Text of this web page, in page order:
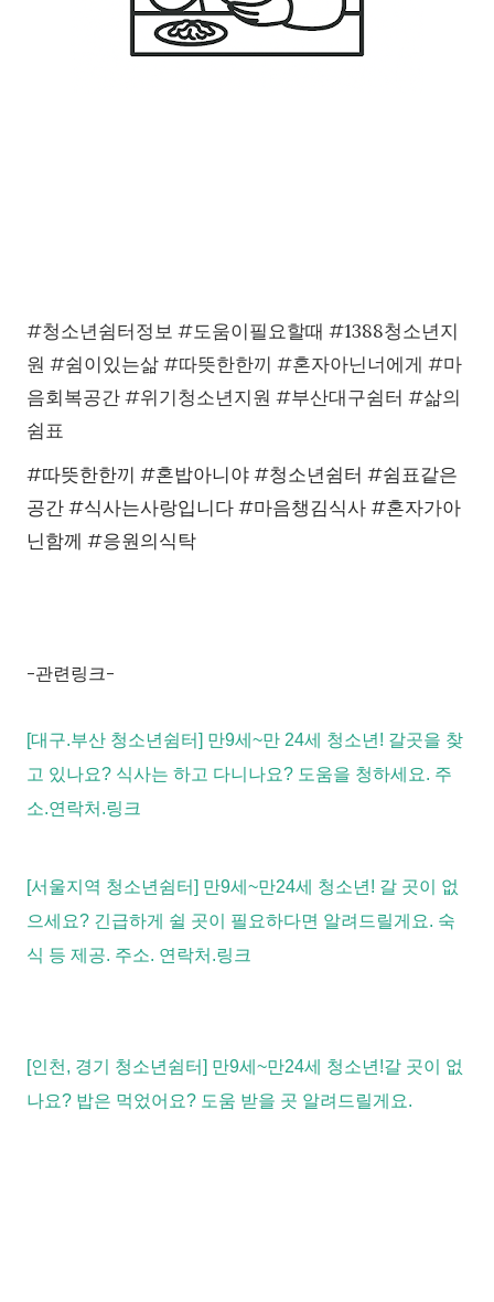
#청소년쉼터정보 #도움이필요할때 #1388청소년지
원 #쉼이있는삶 #따뜻한한끼 #혼자아닌너에게 #마
음회복공간 #위기청소년지원 #부산대구쉼터 #삶의
쉼표
#따뜻한한끼 #혼밥아니야 #청소년쉼터 #쉼표같은
공간 #식사는사랑입니다 #마음챙김식사 #혼자가아
닌함께 #응원의식탁
-관련링크-
[대구.부산 청소년쉼터] 만9세~만 24세 청소년! 갈곳을 찾
고 있나요? 식사는 하고 다니나요? 도움을 청하세요. 주
소.연락처.링크
[서울지역 청소년쉼터] 만9세~만24세 청소년! 갈 곳이 없
으세요? 긴급하게 쉴 곳이 필요하다면 알려드릴게요. 숙
식 등 제공. 주소. 연락처.링크
[인천, 경기 청소년쉼터] 만9세~만24세 청소년!갈 곳이 없
나요? 밥은 먹었어요? 도움 받을 곳 알려드릴게요.